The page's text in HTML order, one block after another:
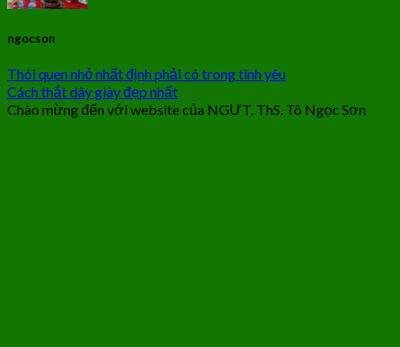
ngocson
Thói quen nhỏ nhất định phải có trong tình yêu
Cách thắt dây giày đẹp nhất
Chào mừng đến với website của NGƯT. ThS. Tô Ngọc Sơn